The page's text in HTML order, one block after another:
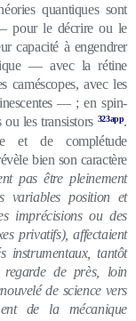
quantiques sont
pour le décrire ou le
capacité à engendrer
— avec la rétine
caméscopes, avec les
— ; en spin-
les transistors 323app.
et de complétude
bien son caractère
pas être pleinement
variables position et
imprécisions ou des
privatifs), affectaient
instrumentaux, tantôt
regarde de près, loin
de science vers
de la mécanique